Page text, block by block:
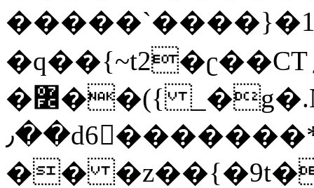
�q��{~t2�ʗ��CT؍���������{�~}ur����u�}o����(�:�j���=����{�۝Vo�An��J^��������M\M�'{{l�i
�߼��({ _�g�.Nfӻg����f7z91o^��̤^�>��2�`�:|#dk�{>�>>&�tsw�Nwo�?
٫��d6򆧇�������*��[|^]oo���NW~zz>�X&�u�=K?
��